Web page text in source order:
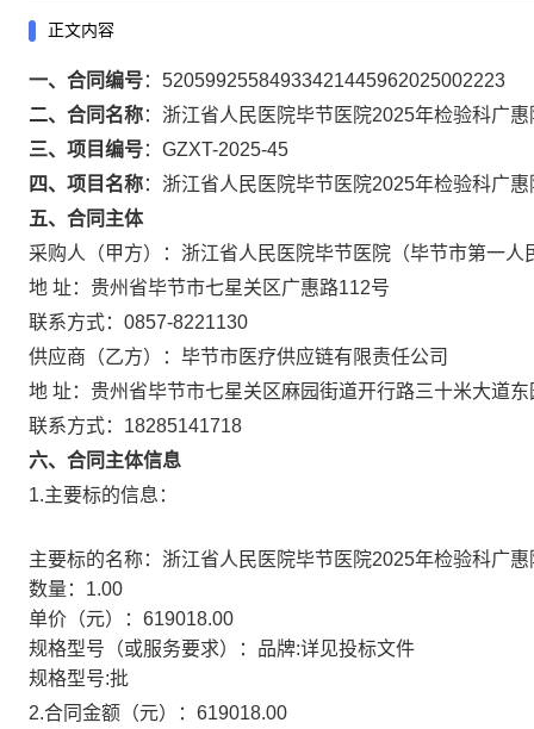
正文内容
一、合同编号： 52059925584933421445962025002223
二、合同名称： 浙江省人民医院毕节医院2025年检验科广
三、项目编号： GZXT-2025-45
四、项目名称： 浙江省人民医院毕节医院2025年检验科广
五、合同主体
采购人（甲方）： 浙江省人民医院毕节医院（毕节市第一人
地 址： 贵州省毕节市七星关区广惠路112号
联系方式： 0857-8221130
供应商（乙方）： 毕节市医疗供应链有限责任公司
地 址： 贵州省毕节市七星关区麻园街道开行路三十米大道
联系方式： 18285141718
六、合同主体信息
1.主要标的信息：
主要标的名称： 浙江省人民医院毕节医院2025年检验科广
数量： 1.00
单价（元）： 619018.00
规格型号（或服务要求）： 品牌:详见投标文件
规格型号:批
2.合同金额（元）： 619018.00